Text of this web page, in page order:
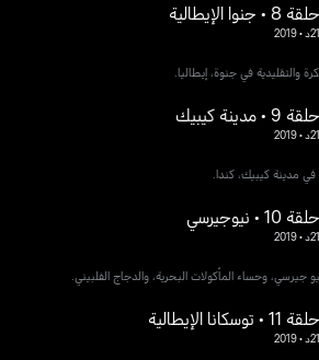
حلقة 8 • جنوا الإيطالية
21د •
2019
والتقليدية في جنوة، إيطاليا.
حلقة 9 • مدينة كيبيك
21د •
2019
في مدينة كيبيك، كندا.
حلقة 10 • نيوجيرسي
21د •
2019
وحساء المأكولات البحرية، والدجاج الفلبيني.
حلقة 11 • توسكانا الإيطالية
21د •
2019